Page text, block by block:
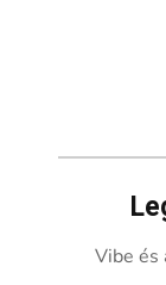
Vibe és